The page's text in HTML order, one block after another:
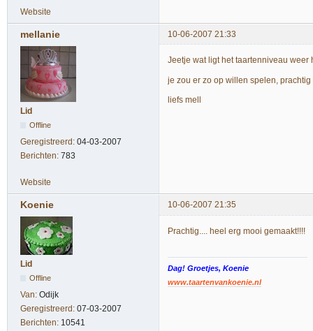
Website
mellanie 10-06-2007 21:33
Lid
Offline
Geregistreerd: 04-03-2007
Berichten: 783
Jeetje wat ligt het taartenniveau weer
je zou er zo op willen spelen, prachtig
liefs mell
Website
Koenie 10-06-2007 21:35
Lid
Offline
Van: Odijk
Geregistreerd: 07-03-2007
Berichten: 10541
Prachtig.... heel erg mooi gemaakt!!!!
Dag! Groetjes, Koenie
www.taartenvankoenie.nl